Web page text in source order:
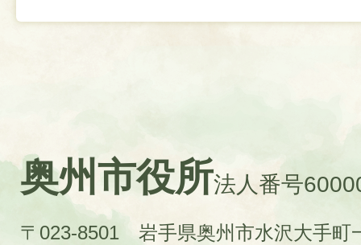
奥州市役所法人番号
〒023-8501 岩手県奥州市水沢大手町